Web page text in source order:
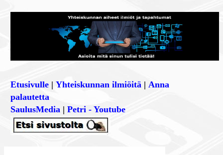
Etusivulle |Yhteiskunnan ilmiöitä |Anna
palautetta
SaulusMedia |Petri - Youtube